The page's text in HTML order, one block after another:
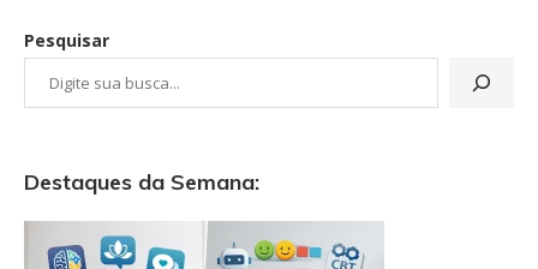
Pesquisar
Destaques da Semana: